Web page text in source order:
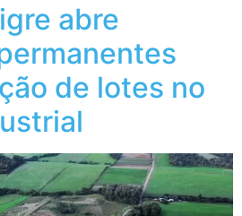
abre
de lotes no